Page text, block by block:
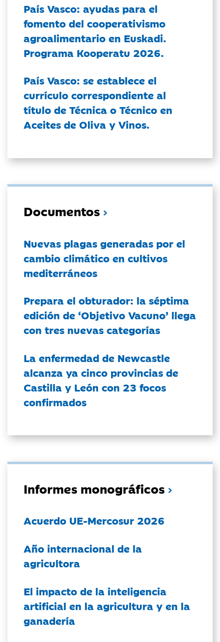
País Vasco: ayudas para el
fomento del cooperativismo
agroalimentario en Euskadi.
Programa Kooperatu 2026.
País Vasco: se establece el
currículo correspondiente al
título de Técnica o Técnico en
Aceites de Oliva y Vinos.
Documentos
Nuevas plagas generadas por el
cambio climático en cultivos
mediterráneos
Prepara el obturador: la séptima
edición de ‘Objetivo Vacuno’ llega
con tres nuevas categorías
La enfermedad de Newcastle
alcanza ya cinco provincias de
Castilla y León con 23 focos
confirmados
Informes monográficos
Acuerdo UE-Mercosur 2026
Año internacional de la
agricultora
El impacto de la inteligencia
artificial en la agricultura y en la
ganadería